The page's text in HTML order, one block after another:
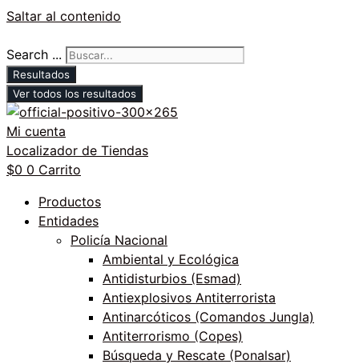
Saltar al contenido
Search ...
Resultados
Ver todos los resultados
Mi cuenta
Localizador de Tiendas
$0 0 Carrito
Productos
Entidades
Policía Nacional
Ambiental y Ecológica
Antidisturbios (Esmad)
Antiexplosivos Antiterrorista
Antinarcóticos (Comandos Jungla)
Antiterrorismo (Copes)
Búsqueda y Rescate (Ponalsar)